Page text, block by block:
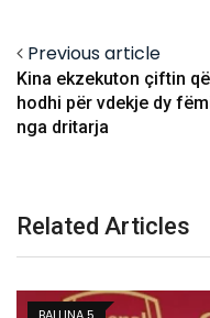
Previous article
Kina ekzekuton çiftin që
hodhi për vdekje dy
nga dritarja
Related Articles
BALLINA 5